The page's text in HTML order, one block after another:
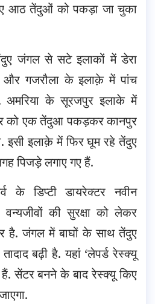
आठ तेंदुओं को पकड़ा जा चुका
जंगल से सटे इलाकों में डेरा
और गजरौला के इलाक़े में पांच
के सूरजपुर इलाके में
को एक तेंदुआ पकड़कर कानपुर
इसी इलाक़े में फिर घूम रहे तेंदुए
पिजड़े लगाए गए हैं.
के डिप्टी डायरेक्टर नवीन
की सुरक्षा को लेकर
है. जंगल में बाघों के साथ तेंदुए
बढ़ी है. यहां ‘लेपर्ड रेस्क्यू
हैं. सेंटर बनने के बाद रेस्क्यू किए